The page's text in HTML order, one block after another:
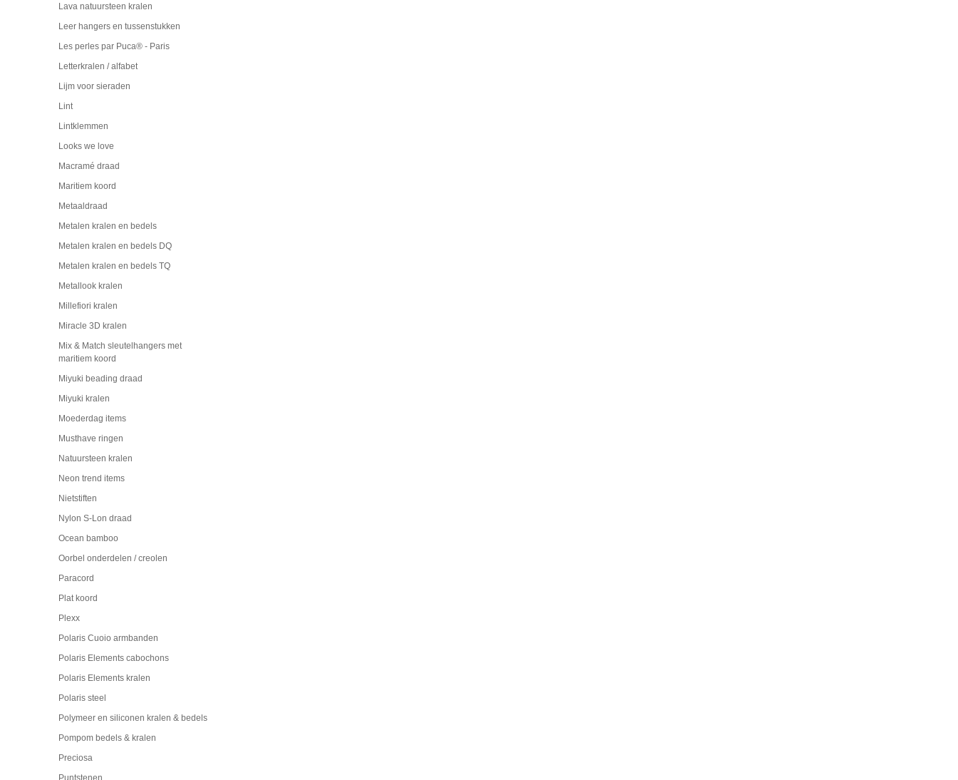
Lava natuursteen kralen
Leer hangers en tussenstukken
Les perles par Puca® - Paris
Letterkralen / alfabet
Lijm voor sieraden
Lint
Lintklemmen
Looks we love
Macramé draad
Maritiem koord
Metaaldraad
Metalen kralen en bedels
Metalen kralen en bedels DQ
Metalen kralen en bedels TQ
Metallook kralen
Millefiori kralen
Miracle 3D kralen
Mix & Match sleutelhangers met
maritiem koord
Miyuki beading draad
Miyuki kralen
Moederdag items
Musthave ringen
Natuursteen kralen
Neon trend items
Nietstiften
Nylon S-Lon draad
Ocean bamboo
Oorbel onderdelen / creolen
Paracord
Plat koord
Plexx
Polaris Cuoio armbanden
Polaris Elements cabochons
Polaris Elements kralen
Polaris steel
Polymeer en siliconen kralen & bedels
Pompom bedels & kralen
Preciosa
Puntstenen